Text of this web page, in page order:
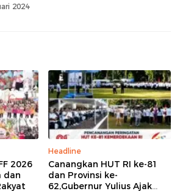
2024
2026
dan
Headline
Canangkan HUT RI ke-81
dan Provinsi ke-
62,Gubernur Yulius Ajak